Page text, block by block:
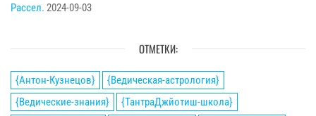
Рассел. 2024-09-03
ОТМЕТКИ:
{Антон-Кузнецов}
{Ведическая-астрология}
{Ведические-знания}
{ТантраДжйотиш-школа}